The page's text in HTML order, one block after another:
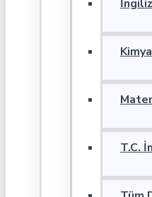
Kimya
T.C.